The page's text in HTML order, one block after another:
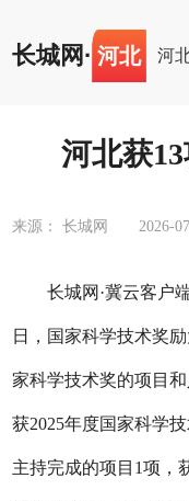
长城网 · 河北 河
河北获
来源： 长城网 2026-
长城网·冀云客户端
日，国家科学技术奖
家科学技术奖的项目
获2025年度国家科学
主持完成的项目1项，